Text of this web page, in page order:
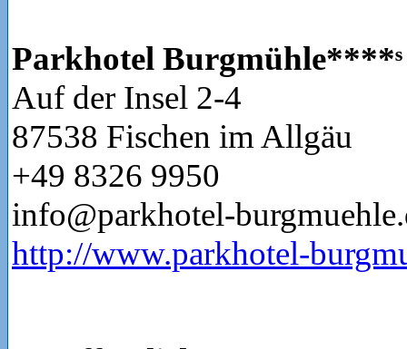
Parkhotel Burgmühle****ˢ
Auf der Insel 2-4
87538 Fischen im Allgäu
+49 8326 9950
info@parkhotel-
http://www.parkhotel-